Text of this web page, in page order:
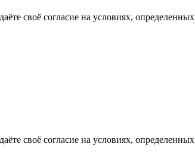
своё согласие на условиях, определенных
своё согласие на условиях, определенных